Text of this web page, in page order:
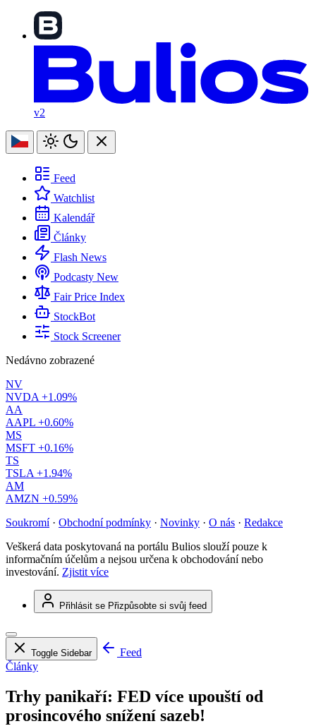
v2
Feed
Watchlist
Kalendář
Články
Flash News
Podcasty New
Fair Price Index
StockBot
Stock Screener
Nedávno zobrazené
NV
NVDA +1.09%
AA
AAPL +0.60%
MS
MSFT +0.16%
TS
TSLA +1.94%
AM
AMZN +0.59%
Soukromí · Obchodní podmínky · Novinky · O nás · Redakce
Veškerá data poskytovaná na portálu Bulios slouží pouze k
informačním účelům a nejsou určena k obchodování nebo
investování. Zjistit více
Přihlásit se Přizpůsobte si svůj feed
Toggle Sidebar
Feed
Články
Trhy panikaří: FED více upouští od
prosincového snížení sazeb!